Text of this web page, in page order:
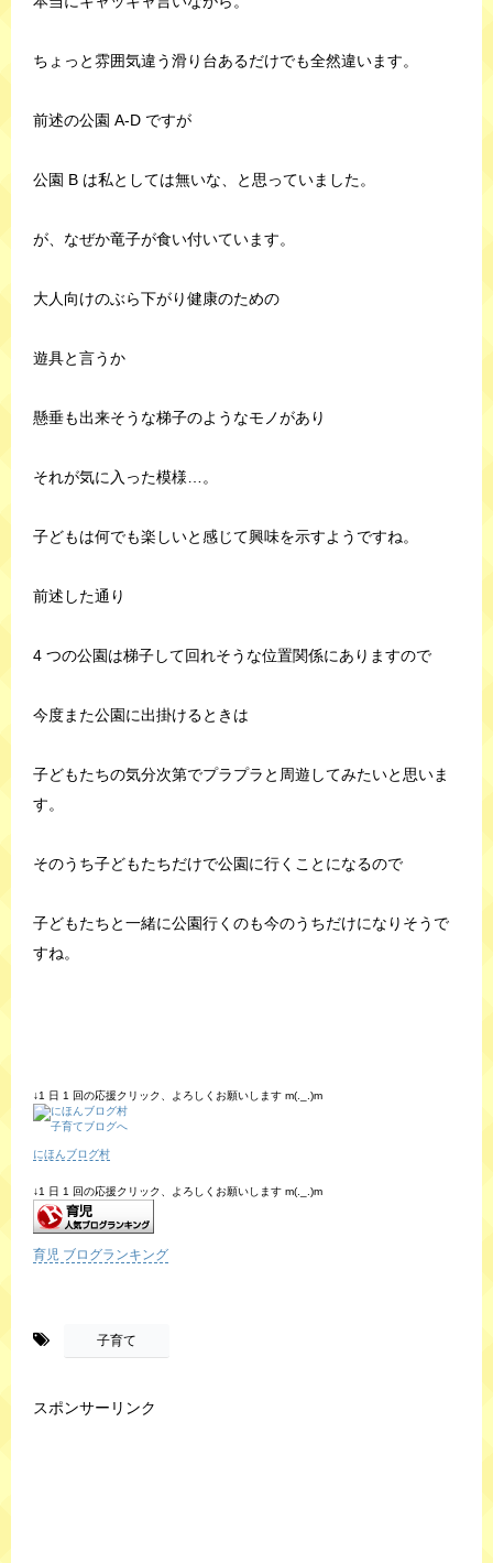
ちょっと雰囲気違う滑り台あるだけでも全然違います。
前述の公園 A-D ですが
公園 B は私としては無いな、と思っていました。
が、なぜか竜子が食い付いています。
大人向けのぶら下がり健康のための
遊具と言うか
懸垂も出来そうな梯子のようなモノがあり
それが気に入った模様…。
子どもは何でも楽しいと感じて興味を示すようですね。
前述した通り
4 つの公園は梯子して回れそうな位置関係にありますので
今度また公園に出掛けるときは
子どもたちの気分次第でプラプラと周遊してみたいと思いま
す。
そのうち子どもたちだけで公園に行くことになるので
子どもたちと一緒に公園行くのも今のうちだけになりそうで
すね。
↓1 日 1 回の応援クリック、よろしくお願いします m(._.)m
にほんブログ村
↓1 日 1 回の応援クリック、よろしくお願いします m(._.)m
育児 ブログランキング
子育て
スポンサーリンク